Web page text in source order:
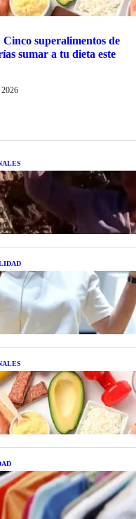
superalimentos de
sumar a tu dieta este
asegura haber peleado
extraterrestre cuerpo a
creada por una salteña
resolver el estrés
en Latinoamérica
inteligente: Cinco
de temporada que
sumar a tu dieta este mes
marcas globales se
a la tendencia de la ropa de
mano premium